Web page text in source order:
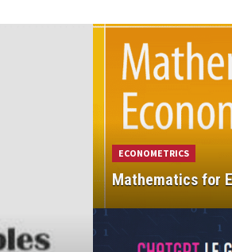
ECONOMETRICS
Mathematics for